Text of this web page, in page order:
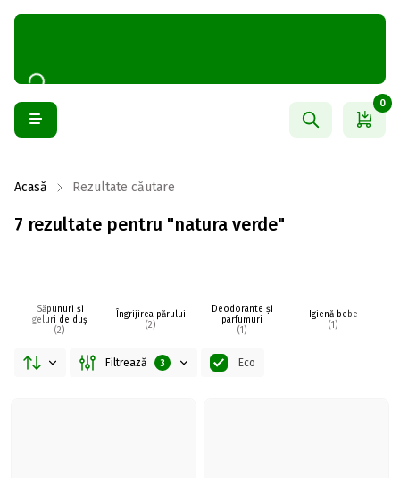
0
Acasă Rezultate căutare
7 rezultate pentru "natura verde"
Săpunuri și
geluri de duș
(2)
Îngrijirea părului
(2)
Deodorante și
parfumuri
(1)
Igienă bebe
(1)
Filtrează 3 Eco